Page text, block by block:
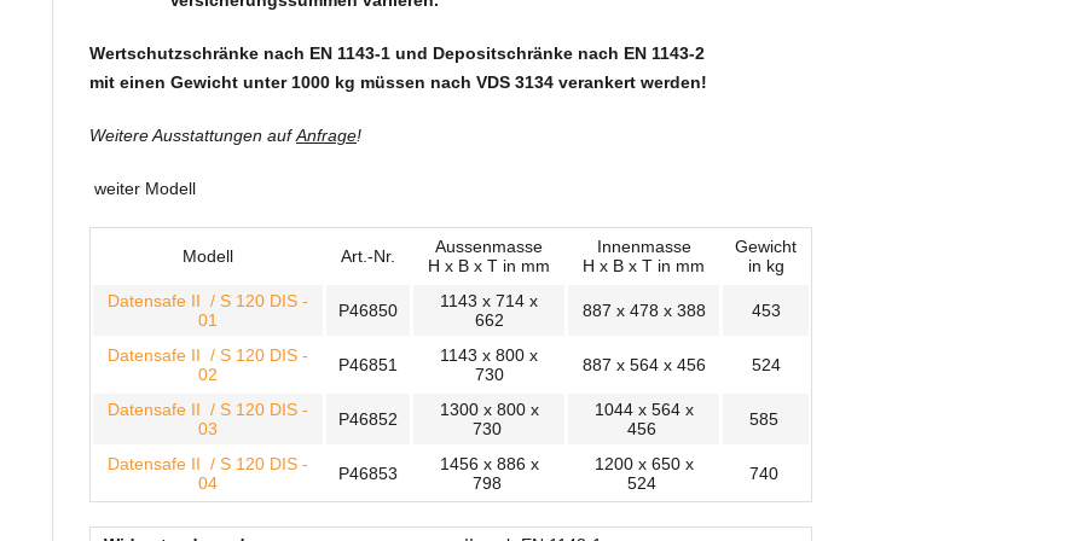
Wertschutzschränke nach EN 1143-1 und Depositschränke nach EN 1143-2
mit einen Gewicht unter 1000 kg müssen nach VDS 3134 verankert werden!
Weitere Ausstattungen aufAnfrage!
weiter Modell
Modell Art.-Nr.
Aussenmasse
H x B x T in mm
Innenmasse
H x B x T in mm
Gewicht
in kg
Datensafe II / S 120 DIS -
01
P46850
1143 x 714 x
662
887 x 478 x 388 453
Datensafe II / S 120 DIS -
02
P46851
1143 x 800 x
730
887 x 564 x 456 524
Datensafe II / S 120 DIS -
03
P46852
1300 x 800 x
730
1044 x 564 x
456
585
Datensafe II / S 120 DIS -
04
P46853
1456 x 886 x
798
1200 x 650 x
524
740